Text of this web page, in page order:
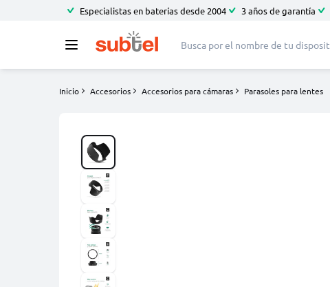
Especialistas en baterías desde 2004 3 años de garantía
Inicio Accesorios Accesorios para cámaras Parasoles para lentes